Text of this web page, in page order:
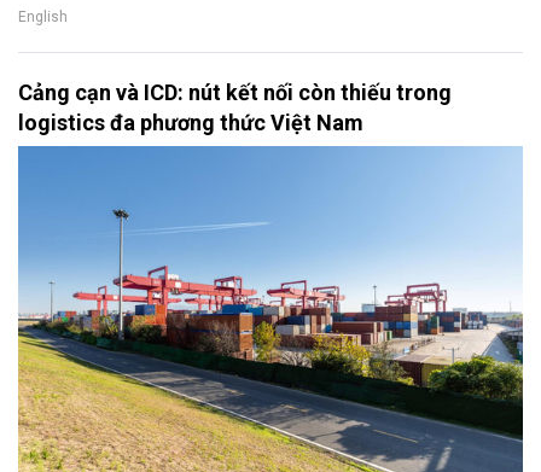
English
Cảng cạn và ICD: nút kết nối còn thiếu trong
logistics đa phương thức Việt Nam